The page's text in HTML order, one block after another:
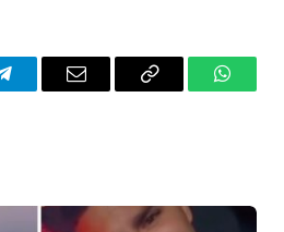
TelegramEmail
Copy